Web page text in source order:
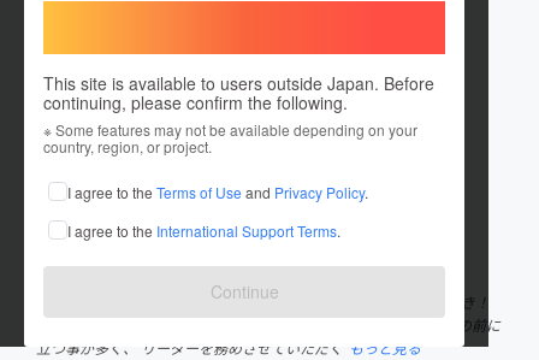
This site is available to users outside Japan. Before
continuing, please confirm the following.
※ Some features may not be available depending on your
country, region, or project.
I agree to the Terms of Use and Privacy Policy.
I agree to the International Support Terms.
Continue
Kaoru Kotaki
これまでに2件のプロジェクトを投稿しています
在住国：日本 現在地：大阪府
出身国：日本 出身地：大阪府
1966年生まれ。大阪府出身。 とにかく寝ても覚めても、創造が好き！
企画が好き！構成が好き！なのです。 そしてなぜか若い頃から人の前に
立つ事が多く、 リーダーを務めさせていただく
もっと見る